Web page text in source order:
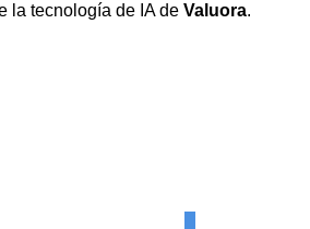
la tecnología de IA deValuora.